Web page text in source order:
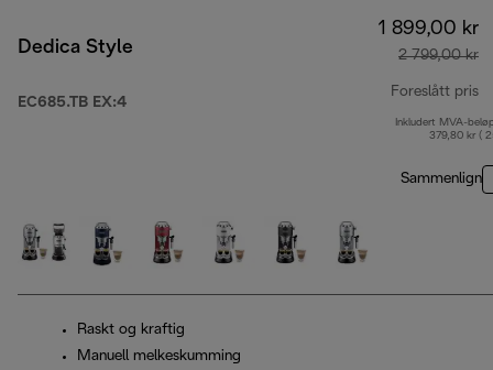
Dedica Style
EC685.TB EX:4
1 899,00 kr
2 799,00 kr
Foreslått pris
Inkludert MVA-
379,80 kr (
Sammenlign
Raskt og kraftig
Manuell melkeskumming